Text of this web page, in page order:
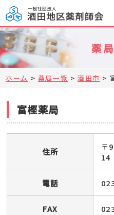
薬
ホーム > 薬局一覧 >酒田市 >
富樫薬局
住所
〒
14
電話
FAX